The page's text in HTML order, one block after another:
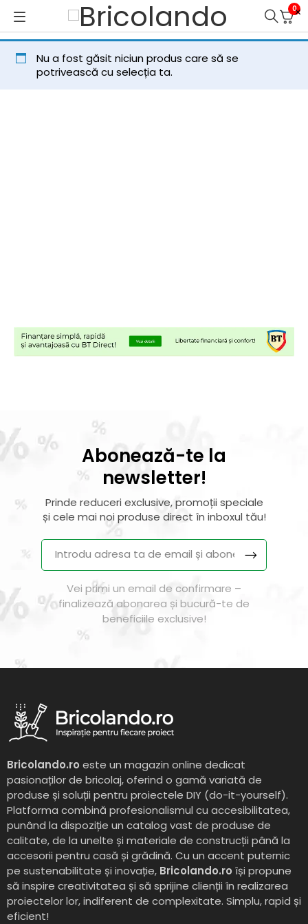
0
Nu a fost găsit niciun produs care să se
potrivească cu selecția ta.
Abonează-te la
newsletter!
Prinde reduceri exclusive, promoții speciale
și cele mai noi produse direct în inboxul tău!
Vei primi un email de confirmare –
finalizează abonarea și bucură-te de
beneficiile exclusive!
Bricolando.ro este un magazin online dedicat
pasionaților de bricolaj, oferind o gamă variată de
produse și soluții pentru proiectele DIY (do-it-yourself).
Platforma combină profesionalismul cu accesibilitatea,
punând la dispoziție un catalog vast de produse de
calitate, de la unelte și materiale de construcții până la
accesorii pentru casă și grădină. Cu un accent puternic
pe sustenabilitate și inovație, Bricolando.ro își propune
să inspire creativitatea și să sprijine clienții în realizarea
proiectelor lor, indiferent de complexitate. Simplu, rapid și
eficient!